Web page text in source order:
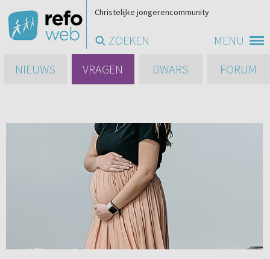
MENU
Christelijke jongerencommunity
ZOEKEN
NIEUWS
VRAGEN DWARS FORUM